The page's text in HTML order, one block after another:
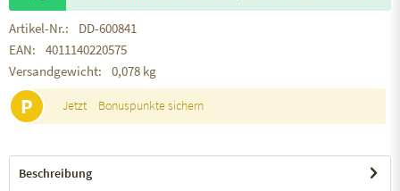
Artikel-Nr.:
DD-600841
EAN:
4011140220575
Versandgewicht:
0,078 kg
P Jetzt Bonuspunkte sichern
Beschreibung